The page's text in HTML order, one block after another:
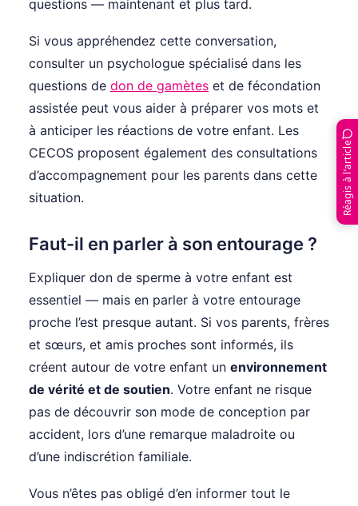
questions — maintenant et plus tard.
Si vous appréhendez cette conversation,
consulter un psychologue spécialisé dans les
questions de don de gamètes et de fécondation
assistée peut vous aider à préparer vos mots et
à anticiper les réactions de votre enfant. Les
CECOS proposent également des consultations
d’accompagnement pour les parents dans cette
situation.
Faut-il en parler à son entourage ?
Expliquer don de sperme à votre enfant est
essentiel — mais en parler à votre entourage
proche l’est presque autant. Si vos parents, frères
et sœurs, et amis proches sont informés, ils
créent autour de votre enfant un environnement
de vérité et de soutien. Votre enfant ne risque
pas de découvrir son mode de conception par
accident, lors d’une remarque maladroite ou
d’une indiscrétion familiale.
Vous n’êtes pas obligé d’en informer tout le
Réagis à l’article